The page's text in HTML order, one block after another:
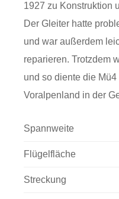
1927 zu Konstruktion
Der Gleiter hatte
und war außerdem
reparieren. Trotzdem
und so diente die
Voralpenland in der
Spannweite
Flügelfläche
Streckung